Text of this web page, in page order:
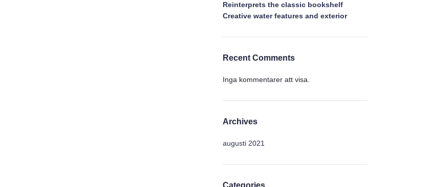
Reinterprets the classic bookshelf
Creative water features and exterior
Recent Comments
Inga kommentarer att visa.
Archives
augusti 2021
Categories